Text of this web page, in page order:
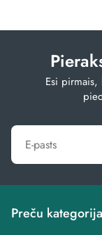
Esi
Preču